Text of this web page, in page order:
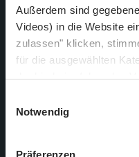
Außerdem sind
Videos) in die Website
zulassen" klicken,
für die ausgewählten
diese Einstellungen
zustimmen,
Notwendig
Präferenzen
Weiterlesen